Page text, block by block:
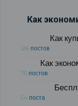
Как
Как
126 постов
Как
76 постов
54 поста